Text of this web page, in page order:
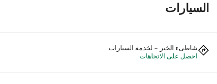
السيارات
شاطىء الخبر - لخدمة السيارات
احصل على الاتجاهات